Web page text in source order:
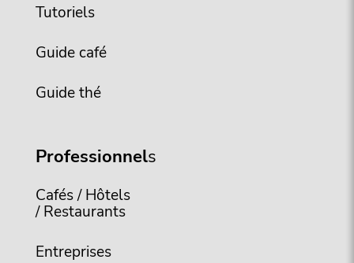
Tutoriels
Guide café
Guide thé
Professionnels
Cafés / Hôtels
/ Restaurants
Entreprises